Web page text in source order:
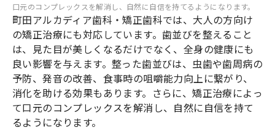
口元のコンプレックスを解消し、自然に自信を持てるようになります。
町田アルカディア歯科・矯正歯科では、大人の方向け
の矯正治療にも対応しています。歯並びを整えること
は、見た目が美しくなるだけでなく、全身の健康にも
良い影響を与えます。整った歯並びは、虫歯や歯周病の
予防、発音の改善、食事時の咀嚼能力向上に繋がり、
消化を助ける効果もあります。さらに、矯正治療によっ
て口元のコンプレックスを解消し、自然に自信を持て
るようになります。